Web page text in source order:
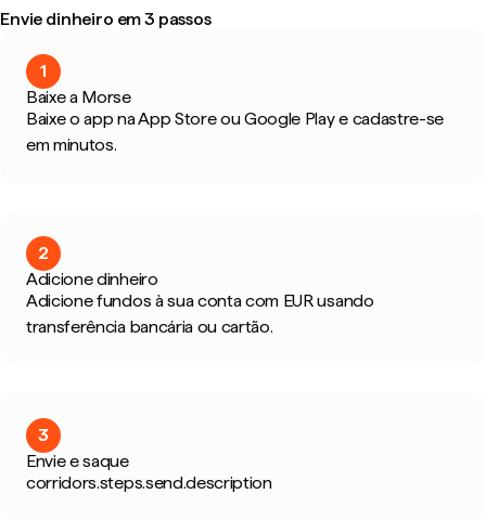
Envie dinheiro em 3 passos
1
Baixe a Morse
Baixe o app na App Store ou Google Play e cadastre-se
em minutos.
2
Adicione dinheiro
Adicione fundos à sua conta com EUR usando
transferência bancária ou cartão.
3
Envie e saque
corridors.steps.send.description